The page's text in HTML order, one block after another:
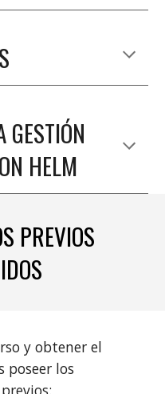
GESTIÓN
HELM
PREVIOS
y obtener el
poseer los